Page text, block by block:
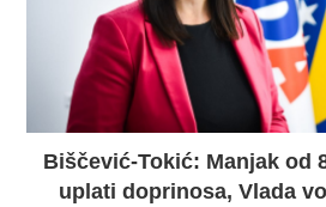
Biščević-Tokić: Manjak od
uplati doprinosa, Vlada